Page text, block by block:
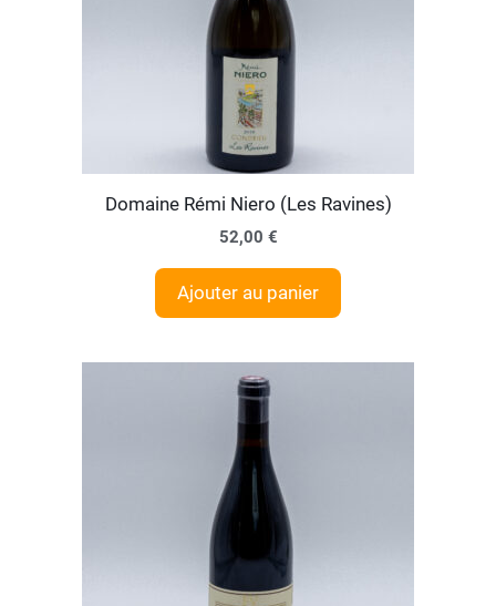
Domaine Rémi Niero (Les Ravines)
52,00 €
Ajouter au panier